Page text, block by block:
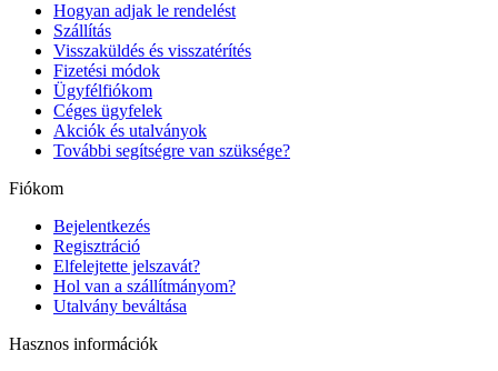
Hogyan adjak le rendelést
Szállítás
Visszaküldés és visszatérítés
Fizetési módok
Ügyfélfiókom
Céges ügyfelek
Akciók és utalványok
További segítségre van szüksége?
Fiókom
Bejelentkezés
Regisztráció
Elfelejtette jelszavát?
Hol van a szállítmányom?
Utalvány beváltása
Hasznos információk